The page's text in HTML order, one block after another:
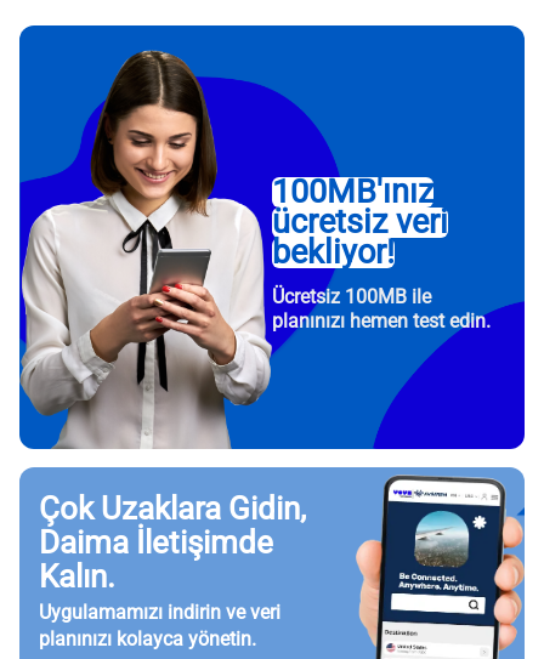
100MB'ınız
ücretsiz veri
bekliyor!
Ücretsiz 100MB ile
planınızı hemen test edin.
Çok Uzaklara Gidin,
Daima İletişimde
Kalın.
Uygulamamızı indirin ve veri
planınızı kolayca yönetin.